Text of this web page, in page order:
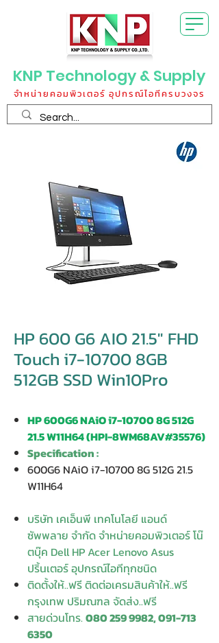
KNP Technology & Supply
จำหน่ายคอมพิวเตอร์ อุปกรณ์ไอทีครบวงจร
HP 600 G6 AIO 21.5″ FHD
Touch i7-10700 8GB
512GB SSD Win10Pro
HP 600G6 NAiO i7-10700 8G 512G
21.5 W11H64 (HPI-8WM68AV#35576)
Specification :
600G6 NAiO i7-10700 8G 512G 21.5
W11H64
บริษัท เคเอ็นพี เทคโนโลยี แอนด์
ซัพพลาย จำกัด จำหน่ายคอมพิวเตอร์ โน๊
ตบุ๊ค Dell HP Acer Lenovo Asus
ปริ้นเตอร์ อุปกรณ์ไอทีทุกชนิด
ติดตั้งให้..ฟรี ติดต่อเครมสินค้าให้..ฟรี
กรุงเทพ ปริมณฑล จัดส่ง..ฟรี
สายด่วนโทร.080 259 9982, 091-713
6350